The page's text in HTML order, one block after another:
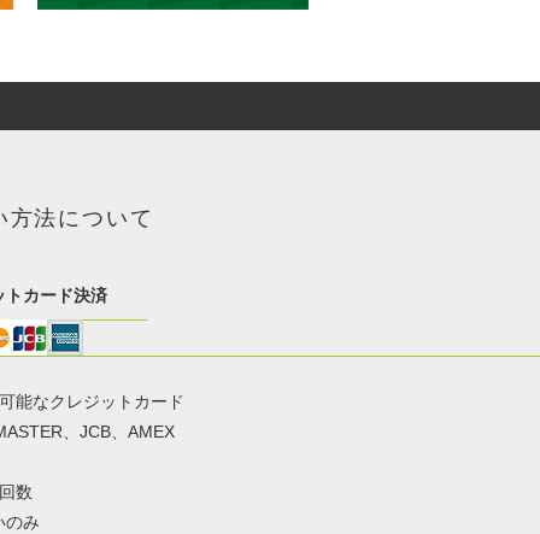
方法について
トカード決済
能なクレジットカード
、JCB、AMEX
数
のみ